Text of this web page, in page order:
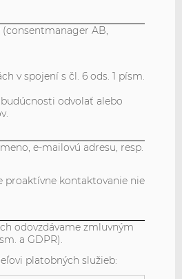
(consentmanager AB,
v spojení s čl. 6 ods. 1 písm.
odvolať alebo
e-mailovú adresu, resp.
proaktívne kontaktovanie nie
odovzdávame zmluvným
a GDPR).
platobných služieb: